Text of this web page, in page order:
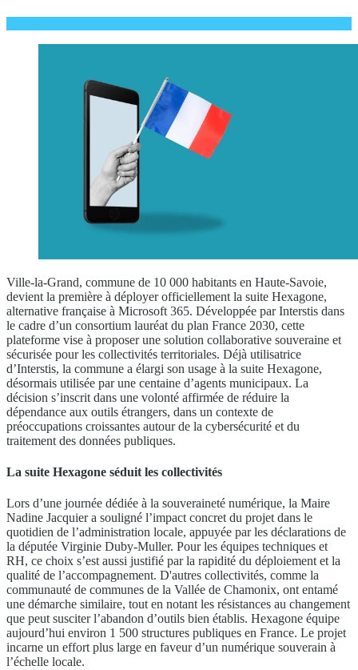
Ville-la-Grand, commune de 10 000 habitants en Haute-Savoie,
devient la première à déployer officiellement la suite Hexagone,
alternative française à Microsoft 365. Développée par Interstis dans
le cadre d’un consortium lauréat du plan France 2030, cette
plateforme vise à proposer une solution collaborative souveraine et
sécurisée pour les collectivités territoriales. Déjà utilisatrice
d’Interstis, la commune a élargi son usage à la suite Hexagone,
désormais utilisée par une centaine d’agents municipaux. La
décision s’inscrit dans une volonté affirmée de réduire la
dépendance aux outils étrangers, dans un contexte de
préoccupations croissantes autour de la cybersécurité et du
traitement des données publiques.
La suite Hexagone séduit les collectivités
Lors d’une journée dédiée à la souveraineté numérique, la Maire
Nadine Jacquier a souligné l’impact concret du projet dans le
quotidien de l’administration locale, appuyée par les déclarations de
la députée Virginie Duby-Muller. Pour les équipes techniques et
RH, ce choix s’est aussi justifié par la rapidité du déploiement et la
qualité de l’accompagnement. D'autres collectivités, comme la
communauté de communes de la Vallée de Chamonix, ont entamé
une démarche similaire, tout en notant les résistances au changement
que peut susciter l’abandon d’outils bien établis. Hexagone équipe
aujourd’hui environ 1 500 structures publiques en France. Le projet
incarne un effort plus large en faveur d’un numérique souverain à
l’échelle locale.